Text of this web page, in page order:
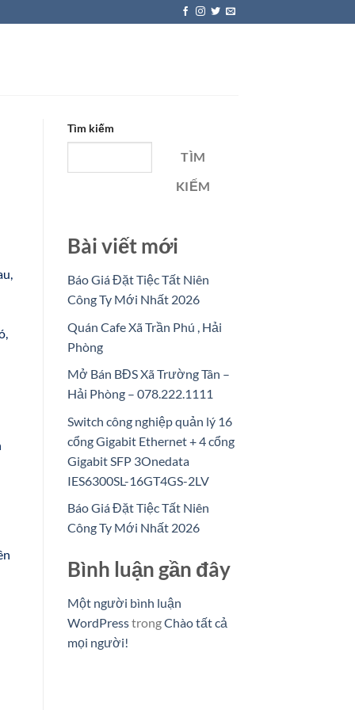
Tìm kiếm
TÌM
KIẾM
Bài viết mới
Báo Giá Đặt Tiệc Tất Niên
Công Ty Mới Nhất 2026
Quán Cafe Xã Trần Phú , Hải
Phòng
Mở Bán BĐS Xã Trường Tân –
Hải Phòng – 078.222.1111
Switch công nghiệp quản lý 16
cổng Gigabit Ethernet + 4 cổng
Gigabit SFP 3Onedata
IES6300SL-16GT4GS-2LV
Báo Giá Đặt Tiệc Tất Niên
Công Ty Mới Nhất 2026
Bình luận gần đây
Một người bình luận
WordPresstrongChào tất cả
mọi người!